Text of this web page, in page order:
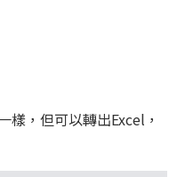
樣，但可以轉出Excel，